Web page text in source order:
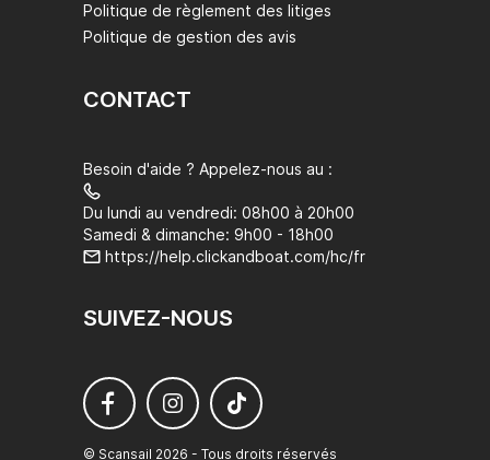
Politique de règlement des litiges
Politique de gestion des avis
CONTACT
Besoin d'aide ? Appelez-nous au :
Du lundi au vendredi: 08h00 à 20h00
Samedi & dimanche: 9h00 - 18h00
https://help.clickandboat.com/hc/fr
SUIVEZ-NOUS
© Scansail 2026 - Tous droits réservés